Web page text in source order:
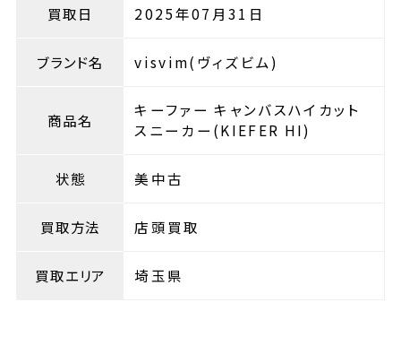
買取日 2025年07月31日
ブランド名 visvim(ヴィズビム)
商品名
キーファー キャンバスハイカット
スニーカー(KIEFER HI)
状態 美中古
買取方法 店頭買取
買取エリア 埼玉県